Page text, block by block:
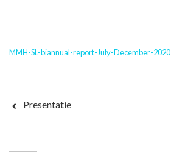
MMH-SL-biannual-report-July-December-2020
Presentatie